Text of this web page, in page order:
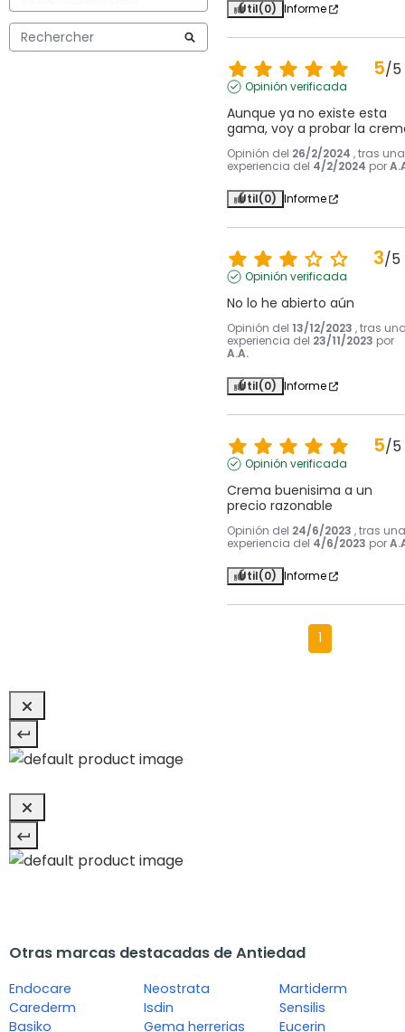
Útil(0) Informe
5/5
Opinión verificada
Aunque ya no existe esta
gama, voy a probar la
Opinión del 26/2/2024 , tras una
experiencia del 4/2/2024 por
Útil(0) Informe
3/5
Opinión verificada
No lo he abierto aún
Opinión del 13/12/2023 , tras
experiencia del 23/11/2023 por
A.A.
Útil(0) Informe
5/5
Opinión verificada
Crema buenisima a un
precio razonable
Opinión del 24/6/2023 , tras una
experiencia del 4/6/2023 por
Útil(0) Informe
1
Otras marcas destacadas de Antiedad
Endocare
Carederm
Basiko
Neostrata
Isdin
Gema herrerias
Martiderm
Sensilis
Eucerin